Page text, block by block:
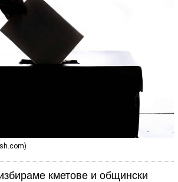
кметове и общински